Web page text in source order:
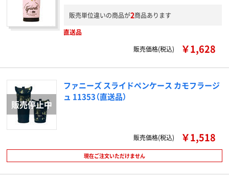
販売単位違いの商品が2商品あります
直送品
販売価格(税込)
￥1,628
ファニーズ スライドペンケース カモフラージ
ュ 11353（直送品）
販売価格(税込) ￥1,518
現在ご注文いただけません